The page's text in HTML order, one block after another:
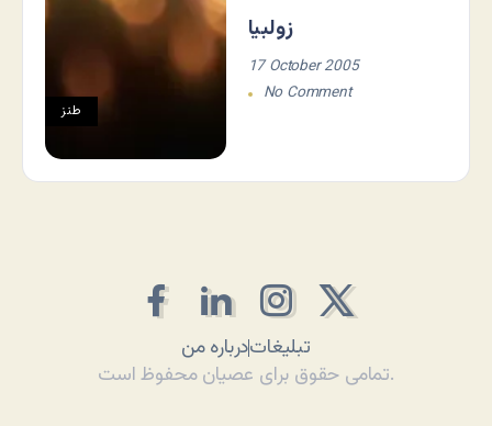
طنز
زولبیا
17 October 2005
No Comment
درباره منتبلیغات
تمامی حقوق برای عصیان محفوظ است.